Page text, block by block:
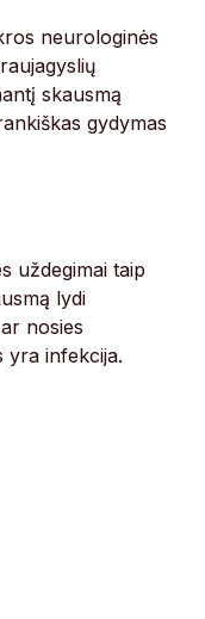
neurologinės
skausmą
gydymas
uždegimai taip
lydi
nosies
yra infekcija.